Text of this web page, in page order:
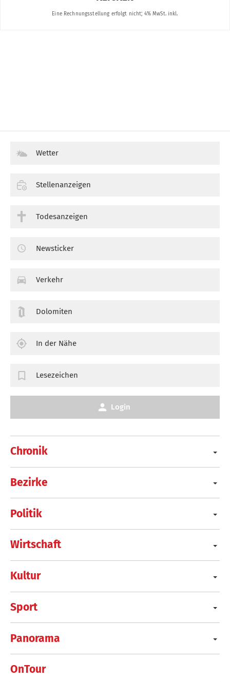
Chronik
Bezirke
Politik
Wirtschaft
Kultur
Sport
Panorama
OnTour
Wetter
Stellenanzeigen
Todesanzeigen
Newsticker
Verkehr
Dolomiten
In der Nähe
Lesezeichen
Login